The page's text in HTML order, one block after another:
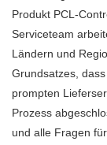
Produkt PCL-
Serviceteam
Ländern und
Grundsatzes,
prompten
Prozess
und alle Fragen